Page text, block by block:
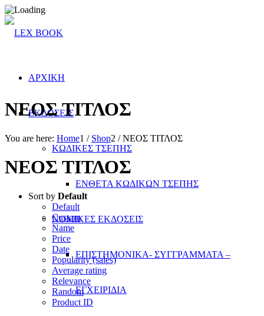
ΑΡΧΙΚΗ
ΕΚΔΟΣΕΙΣ
ΚΩΔΙΚΕΣ ΤΣΕΠΗΣ
ΕΝΘΕΤΑ ΚΩΔΙΚΩΝ ΤΣΕΠΗΣ
ΝΟΜΙΚΕΣ ΕΚΔΟΣΕΙΣ
ΕΠΙΣΤΗΜΟΝΙΚΑ- ΣΥΓΓΡΑΜΜΑΤΑ –
ΕΓΧΕΙΡΙΔΙΑ
ΝΕΟΣ ΤΙΤΛΟΣ
You are here: Home1 / Shop2 / ΝΕΟΣ ΤΙΤΛΟΣ
ΝΕΟΣ ΤΙΤΛΟΣ
Sort by Default
Default
Custom
Name
Price
Date
Popularity (sales)
Average rating
Relevance
Random
Product ID